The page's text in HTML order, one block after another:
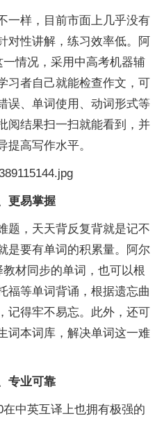
一样，目前市面上几乎没有
对性讲解，练习效率低。阿
情况，采用中高考机器辅
习者自己就能检查作文，可
误、单词使用、动词形式等
阅结果扫一扫就能看到，并
提高写作水平。
更易掌握
题，天天背反复背就是记不
是要有单词的积累量。阿尔
材同步的单词，也可以根
福等单词背诵，根据遗忘曲
记得牢不易忘。此外，还可
词本词库，解决单词这一难
专业可靠
中英互译上也拥有极强的